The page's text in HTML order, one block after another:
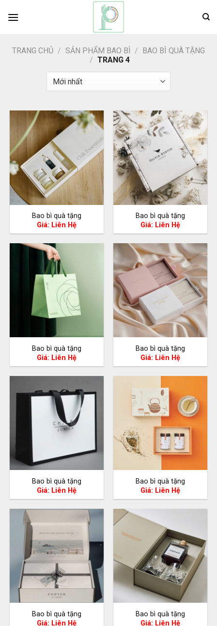
qua
TRANG CHỦ / SẢN PHẨM BAO BÌ / BAO BÌ QUÀ TẶNG
/ TRANG 4
Bao bì quà tặng
Giá: Liên Hệ
Bao bì quà tặng
Giá: Liên Hệ
Bao bì quà tặng
Giá: Liên Hệ
Bao bì quà tặng
Giá: Liên Hệ
Bao bì quà tặng
Giá: Liên Hệ
Bao bì quà tặng
Giá: Liên Hệ
Bao bì quà tặng
Giá: Liên Hệ
Bao bì quà tặng
Giá: Liên Hệ